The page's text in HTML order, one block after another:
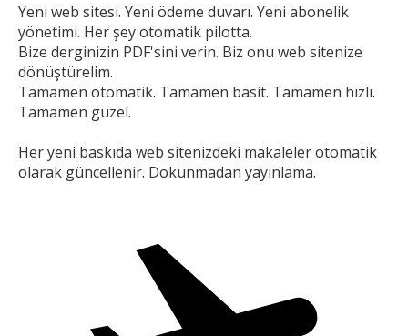
Yeni web sitesi. Yeni ödeme duvarı. Yeni abonelik
yönetimi. Her şey otomatik pilotta.
Bize derginizin PDF'sini verin. Biz onu web sitenize
dönüştürelim.
Tamamen otomatik. Tamamen basit. Tamamen hızlı.
Tamamen güzel.
Her yeni baskıda web sitenizdeki makaleler otomatik
olarak güncellenir. Dokunmadan yayınlama.